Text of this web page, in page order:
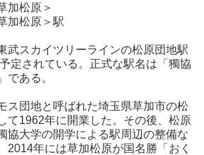
加松原＞
加松原＞駅
武スカイツリーラインの松原団地駅
定されている。正式な駅名は「獨協
である。
ス団地と呼ばれた埼玉県草加市の松
て1962年に開業した。その後、松原
協大学の開学による駅周辺の整備な
2014年には草加松原が国名勝「おく